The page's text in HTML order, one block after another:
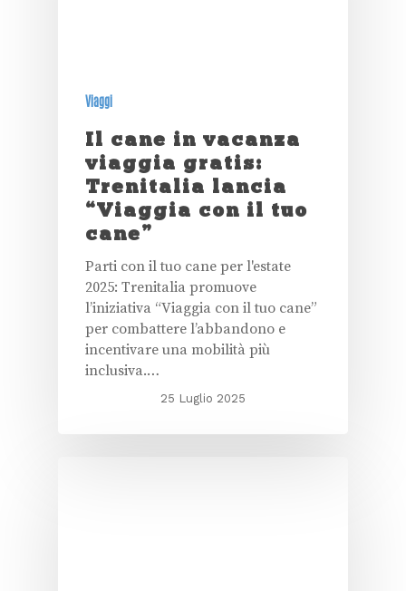
Viaggi
Il cane in vacanza
viaggia gratis:
Trenitalia lancia
“Viaggia con il tuo
cane”
Parti con il tuo cane per l'estate
2025: Trenitalia promuove
l’iniziativa “Viaggia con il tuo cane”
per combattere l’abbandono e
incentivare una mobilità più
inclusiva.…
25 Luglio 2025